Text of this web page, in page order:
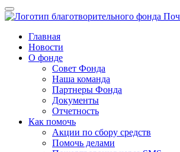
Главная
Новости
О фонде
Совет Фонда
Наша команда
Партнеры Фонда
Документы
Отчетность
Как помочь
Акции по сбору средств
Помочь делами